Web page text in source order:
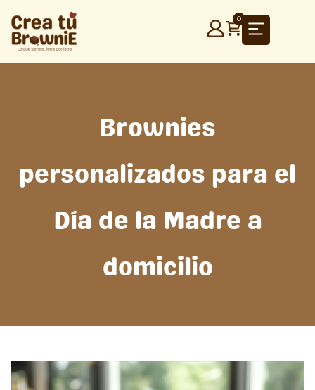
contenido
0
Brownies
personalizados para el
Día de la Madre a
domicilio